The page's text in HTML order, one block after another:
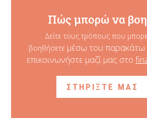
Πώς μπορώ να
Δείτε τους τρόπους που
βοηθήσετε μέσω του παρακάτω
επικοινωνήστε μαζί μας στο
ΣΤΗΡΙΞΤΕ ΜΑΣ